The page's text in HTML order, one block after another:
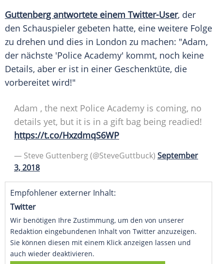
Guttenberg antwortete einem Twitter-User, der
den Schauspieler gebeten hatte, eine weitere Folge
zu drehen und dies in London zu machen: "Adam,
der nächste 'Police Academy' kommt, noch keine
Details, aber er ist in einer Geschenktüte, die
vorbereitet wird!"
Adam , the next Police Academy is coming, no
details yet, but it is in a gift bag being readied!
https://t.co/HxzdmqS6WP
— Steve Guttenberg (@SteveGuttbuck) September
3, 2018
Empfohlener externer Inhalt:
Twitter
Wir benötigen Ihre Zustimmung, um den von unserer
Redaktion eingebundenen Inhalt von Twitter anzuzeigen.
Sie können diesen mit einem Klick anzeigen lassen und
auch wieder deaktivieren.